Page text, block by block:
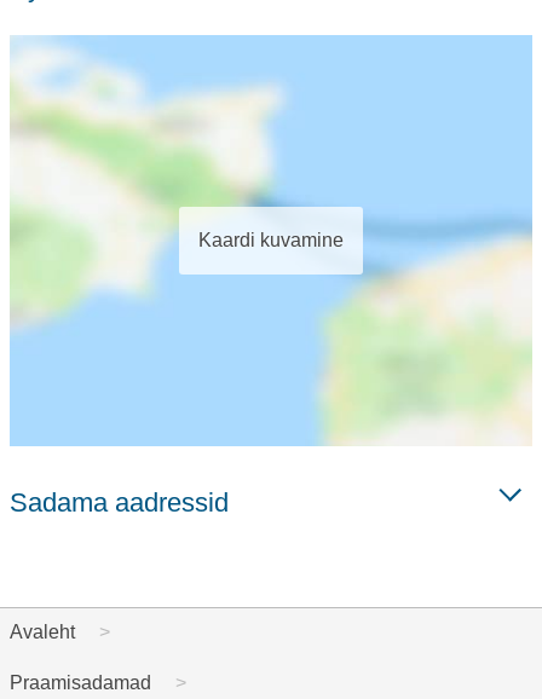
Kaardi kuvamine
Sadama aadressid
Avaleht
Praamisadamad